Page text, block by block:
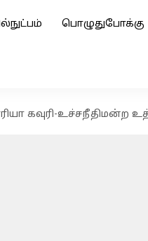
பொழுதுபோக்கு
கவுரி-உச்சநீதிமன்ற